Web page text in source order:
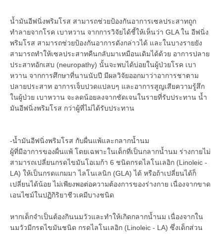
น้ำมันอีฟนิ่งพริมโรส สามารถช่วยป้องกันอาการเซลประสาทถูก
ทำลายจากโรค เบาหวาน จากการวิจัยได้ชี้ให้เห็นว่า GLA ใน อีฟนิ่ง
พริมโรส สามารถช่วยป้องกันอาการดังกล่าวได้ และในบางรายยัง
สามารถทำให้เซลประสาทคืนกลับมาเหมือนเดิมได้ด้วย อาการปลาย
ประสาทอักเสบ (neuropathy) นั้นจะพบได้บ่อยในผู้ป่วยโรค เบา
หวาน จากการศึกษาที่นานนับปี มีผลวิจัยออกมาว่าอาการชาตาม
ปลายประสาท อาการเจ็บปวดแปลบๆ และอาการสูญเสียความรู้สึก
ในผู้ป่วย เบาหวาน จะลดน้อยลงจากชัดเจนในรายที่รับประทาน น้ำ
มันอีฟนิ่งพริมโรส กว่าผู้ที่ไม่ได้รับประทาน
-น้ำมันอีฟนิ่งพริมโรส กับผื่นแพ้และกลากน้ำนม
ผู้ที่มีอาการของผื่นแพ้ โดยเฉพาะในเด็กที่เป็นกลากน้ำนม ร่างกายไม่
สามารถเปลี่ยนกรดไขมันโอเมก้า 6 ชนิดกรดไลโนเลอิก (Linoleic -
LA) ให้เป็นกรดแกมมา ไลโนเลนิก (GLA) ได้ หรือถ้าเปลี่ยนได้ก็
เปลี่ยนได้น้อย ไม่เพียงพอต่อความต้องการของร่างกาย เนื่องจากขาด
เอนไซม์ในปฏิกิริยาชีวเคมีบางชนิด
หากเด็กจำเป็นต้องกินนมวัวและทำให้เกิดกลากน้ำนม เนื่องจากใน
นมวัวมีกรดไขมันชนิด กรดไลโนเลอิก (Linoleic - LA) ซึ่งเด็กส่วน